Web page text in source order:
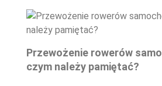
Przewożenie rowerów
czym należy pamiętać?